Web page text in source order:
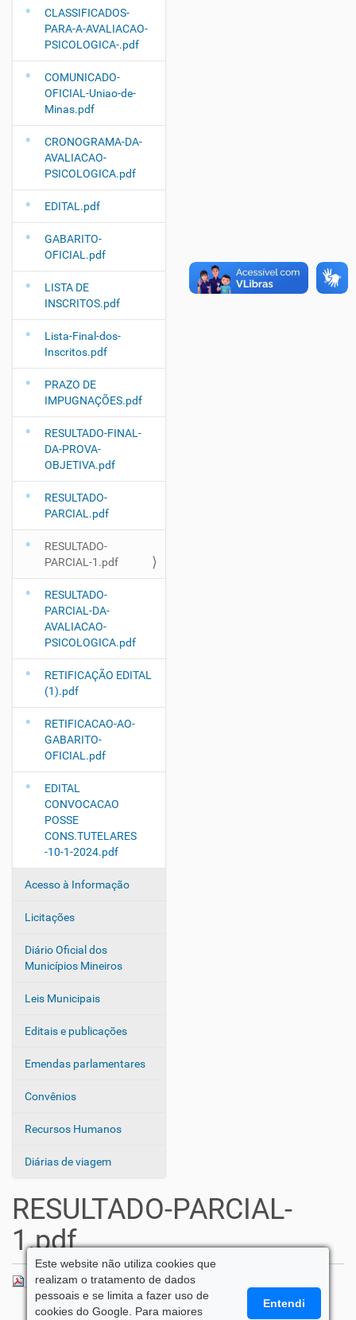
CLASSIFICADOS-
PARA-A-AVALIACAO-
PSICOLOGICA-.pdf
COMUNICADO-
OFICIAL-Uniao-de-
Minas.pdf
CRONOGRAMA-DA-
AVALIACAO-
PSICOLOGICA.pdf
EDITAL.pdf
GABARITO-
OFICIAL.pdf
LISTA DE
INSCRITOS.pdf
Lista-Final-dos-
Inscritos.pdf
PRAZO DE
IMPUGNAÇÕES.pdf
RESULTADO-FINAL-
DA-PROVA-
OBJETIVA.pdf
RESULTADO-
PARCIAL.pdf
RESULTADO-
PARCIAL-1.pdf
RESULTADO-
PARCIAL-DA-
AVALIACAO-
PSICOLOGICA.pdf
RETIFICAÇÃO EDITAL
(1).pdf
RETIFICACAO-AO-
GABARITO-
OFICIAL.pdf
EDITAL
CONVOCACAO
POSSE
CONS.TUTELARES
-10-1-2024.pdf
Acesso à Informação
Licitações
Diário Oficial dos
Municípios Mineiros
Leis Municipais
Editais e publicações
Emendas parlamentares
Convênios
Recursos Humanos
Diárias de viagem
RESULTADO-PARCIAL-
1.pdf
RESULTADO-PARCIAL-1.pdf— 175 KB
Este website não utiliza cookies que
realizam o tratamento de dados
pessoais e se limita a fazer uso de
cookies do Google. Para maiores
Entendi